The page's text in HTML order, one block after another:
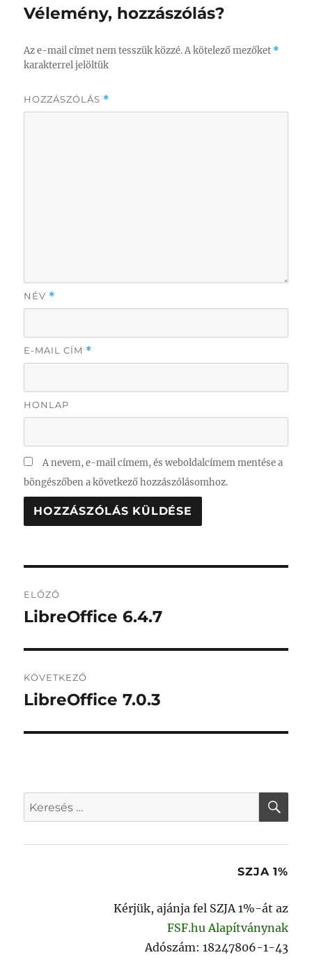
Vélemény, hozzászólás?
Az e-mail címet nem tesszük közzé. A kötelező mezőket *
karakterrel jelöltük
HOZZÁSZÓLÁS *
NÉV *
E-MAIL CÍM *
HONLAP
A nevem, e-mail címem, és weboldalcímem mentése a
böngészőben a következő hozzászólásomhoz.
navigáció
ELŐZŐ
Korábbi
LibreOffice 6.4.7
KÖVETKEZŐ
Következő
LibreOffice 7.0.3
Keresés
a
SZJA 1%
Kérjük, ajánja fel SZJA 1%-át az
FSF.hu Alapítványnak
Adószám: 18247806-1-43